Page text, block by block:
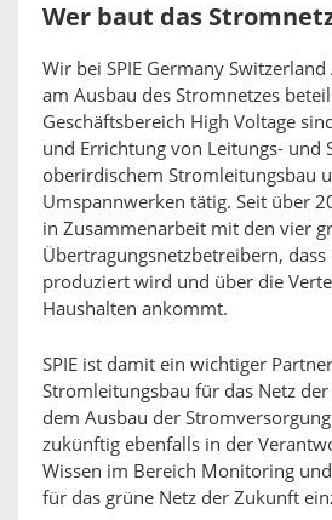
Wer baut das
Wir bei SPIE Germany
am Ausbau des Stromnetzes
Geschäftsbereich High Voltage
und Errichtung von Leitungs- und
oberirdischem Stromleitungsbau
Umspannwerken tätig. Seit über
in Zusammenarbeit mit den vier
Übertragungsnetzbetreibern,
produziert wird und über die
Haushalten ankommt.
SPIE ist damit ein wichtiger
Stromleitungsbau für das Netz
dem Ausbau der
zukünftig ebenfalls in der
Wissen im Bereich Monitoring
für das grüne Netz der Zukunft